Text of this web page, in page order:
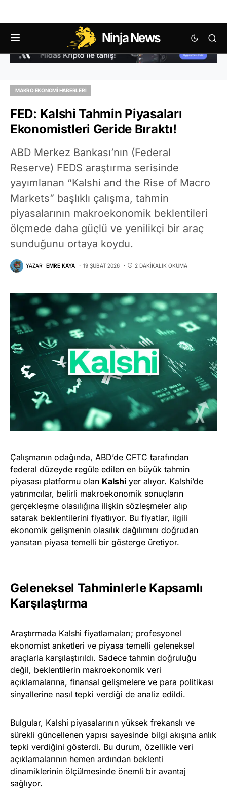
Ninja News
MAKRO EKONOMI HABERLERI
FED: Kalshi Tahmin Piyasaları
Ekonomistleri Geride Bıraktı!
ABD Merkez Bankası’nın (Federal
Reserve) FEDS araştırma serisinde
yayımlanan “Kalshi and the Rise of Macro
Markets” başlıklı çalışma, tahmin
piyasalarının makroekonomik beklentileri
ölçmede daha güçlü ve yenilikçi bir araç
sunduğunu ortaya koydu.
YAZAR: EMRE KAYA 19 ŞUBAT 2026 2 DAKIKALIK OKUMA
Çalışmanın odağında, ABD’de CFTC tarafından
federal düzeyde regüle edilen en büyük tahmin
piyasası platformu olan Kalshi yer alıyor. Kalshi’de
yatırımcılar, belirli makroekonomik sonuçların
gerçekleşme olasılığına ilişkin sözleşmeler alıp
satarak beklentilerini fiyatlıyor. Bu fiyatlar, ilgili
ekonomik gelişmenin olasılık dağılımını doğrudan
yansıtan piyasa temelli bir gösterge üretiyor.
Geleneksel Tahminlerle Kapsamlı
Karşılaştırma
Araştırmada Kalshi fiyatlamaları; profesyonel
ekonomist anketleri ve piyasa temelli geleneksel
araçlarla karşılaştırıldı. Sadece tahmin doğruluğu
değil, beklentilerin makroekonomik veri
açıklamalarına, finansal gelişmelere ve para politikası
sinyallerine nasıl tepki verdiği de analiz edildi.
Bulgular, Kalshi piyasalarının yüksek frekanslı ve
sürekli güncellenen yapısı sayesinde bilgi akışına anlık
tepki verdiğini gösterdi. Bu durum, özellikle veri
açıklamalarının hemen ardından beklenti
dinamiklerinin ölçülmesinde önemli bir avantaj
sağlıyor.